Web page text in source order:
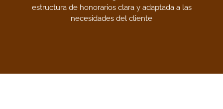
estructura de honorarios clara y adaptada a las
necesidades del cliente